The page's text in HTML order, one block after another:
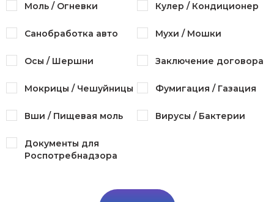
Моль / Огневки Кулер / Кондиционер
Санобработка авто Мухи / Мошки
Осы / Шершни Заключение договора
Мокрицы / Чешуйницы Фумигация / Газация
Вши / Пищевая моль Вирусы / Бактерии
Документы для
Роспотребнадзора